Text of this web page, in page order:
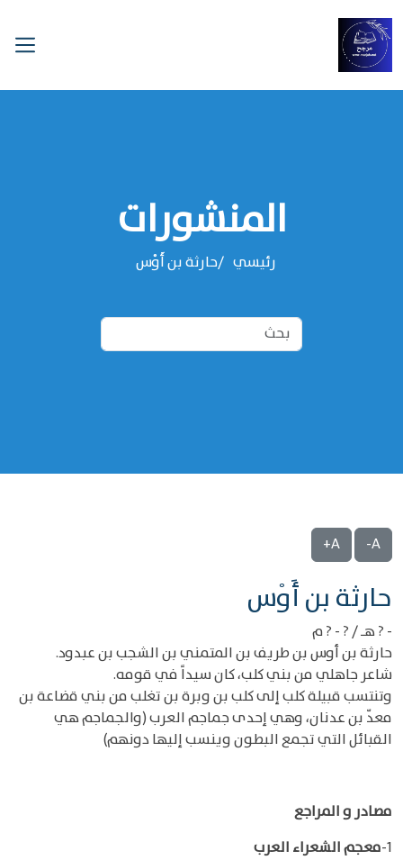
المنشورات
رئيسي ‌‌حارثة بن أَوْس
A-
A+
‌‌حارثة بن أَوْس
- ? هـ / ? - ? م
حارثة بن أوس بن طريف بن المتمني بن الشجب بن عبدود.
شاعر جاهلي من بني كلب، كان سيداً في قومه.
وتنتسب قبيلة كلب إلى كلب بن وبرة بن تغلب من بني قضاعة بن
معدّ بن عدنان، وهي إحدى جماجم العرب (والجماجم هي
القبائل التي تجمع البطون وينسب إليها دونهم)
مصادر و المراجع
1- معجم الشعراء العرب